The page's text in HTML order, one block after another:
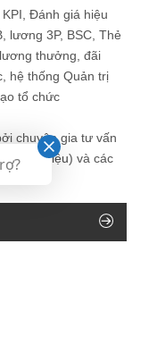
Đánh giá hiệu
lương 3P, BSC, Thẻ
thưởng, đãi
hệ thống Quản trị
tổ chức
chuyên gia tư vấn
(giới thiệu) và các
sự.